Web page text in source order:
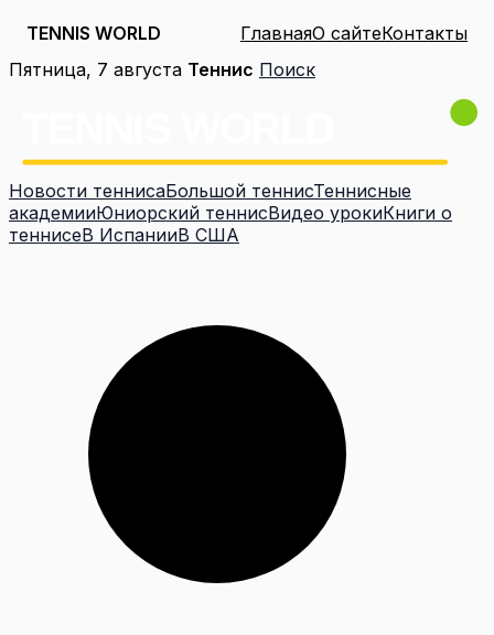
TENNIS WORLD ГлавнаяО сайтеКонтакты
Перейти
Пятница, 7 августа Теннис Поиск
Новости теннисаБольшой теннисТеннисные
академииЮниорский теннисВидео урокиКниги о
теннисеВ ИспанииВ США